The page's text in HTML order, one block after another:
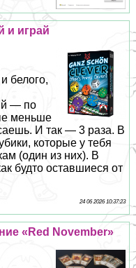
и играй
белого,
— по
меньше
И так — 3 раза. В
которые у тебя
(один из них). В
будто оставшиеся от
24 06 2026 10:37:23
«Red November»